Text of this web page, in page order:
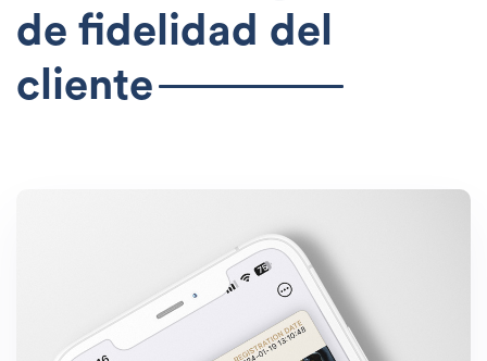
de fidelidad del
cliente